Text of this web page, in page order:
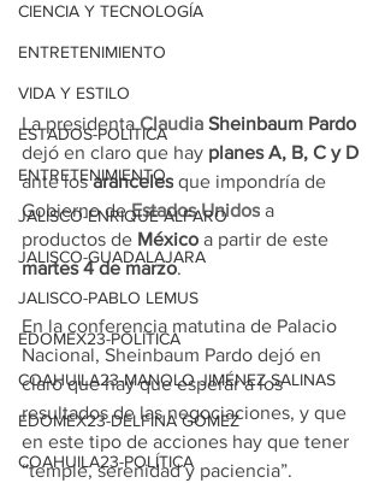
CIENCIA Y TECNOLOGÍA
ENTRETENIMIENTO
VIDA Y ESTILO
ESTADOS-POLÍTICA
ENTRETENIMIENTO
JALISCO-ENRIQUE ALFARO
JALISCO-GUADALAJARA
JALISCO-PABLO LEMUS
EDOMEX23-POLÍTICA
COAHUILA23-MANOLO JIMÉNEZ SALINAS
EDOMEX23-DELFINA GÓMEZ
COAHUILA23-POLÍTICA
La presidenta Claudia Sheinbaum Pardo
dejó en claro que hay planes A, B, C y D
ante los aranceles que impondría de
Gobierno de Estados Unidos a
productos de México a partir de este
martes 4 de marzo.
En la conferencia matutina de Palacio
Nacional, Sheinbaum Pardo dejó en
claro que hay que esperar a los
resultados de las negociaciones, y que
en este tipo de acciones hay que tener
“temple, serenidad y paciencia”.